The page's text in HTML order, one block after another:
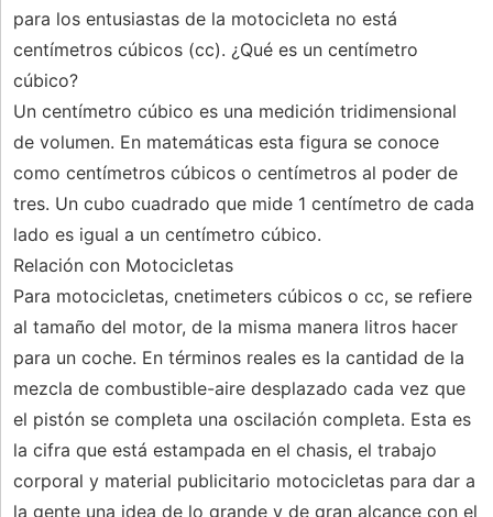
para los entusiastas de la motocicleta no está
centímetros cúbicos (cc). ¿Qué es un centímetro
cúbico?
Un centímetro cúbico es una medición tridimensional
de volumen. En matemáticas esta figura se conoce
como centímetros cúbicos o centímetros al poder de
tres. Un cubo cuadrado que mide 1 centímetro de cada
lado es igual a un centímetro cúbico.
Relación con Motocicletas
Para motocicletas, cnetimeters cúbicos o cc, se refiere
al tamaño del motor, de la misma manera litros hacer
para un coche. En términos reales es la cantidad de la
mezcla de combustible-aire desplazado cada vez que
el pistón se completa una oscilación completa. Esta es
la cifra que está estampada en el chasis, el trabajo
corporal y material publicitario motocicletas para dar a
la gente una idea de lo grande y de gran alcance con el